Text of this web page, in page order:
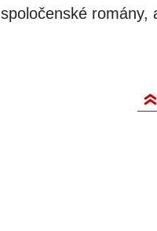
spoločenské romány,